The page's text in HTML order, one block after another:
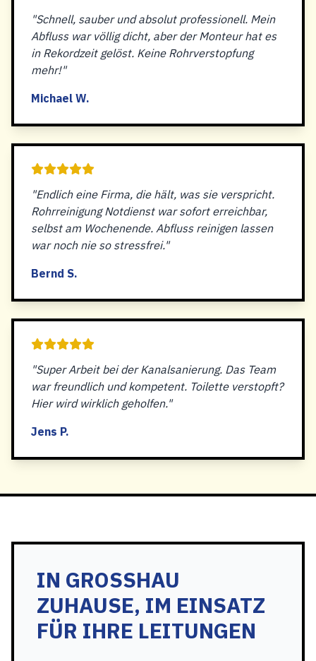
"Schnell, sauber und absolut professionell. Mein
Abfluss war völlig dicht, aber der Monteur hat es
in Rekordzeit gelöst. Keine Rohrverstopfung
mehr!"
Michael W.
"Endlich eine Firma, die hält, was sie verspricht.
Rohrreinigung Notdienst war sofort erreichbar,
selbst am Wochenende. Abfluss reinigen lassen
war noch nie so stressfrei."
Bernd S.
"Super Arbeit bei der Kanalsanierung. Das Team
war freundlich und kompetent. Toilette verstopft?
Hier wird wirklich geholfen."
Jens P.
IN GROSSHAU Z
UHAUSE, IM EINSATZ F
ÜR IHRE LEITUNGEN